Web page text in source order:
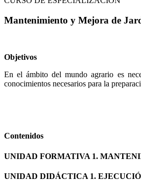
Mantenimiento y Mejora de
Objetivos
En el ámbito del mundo agrario es
conocimientos necesarios para la
Contenidos
UNIDAD FORMATIVA 1.
UNIDAD DIDÁCTICA 1.